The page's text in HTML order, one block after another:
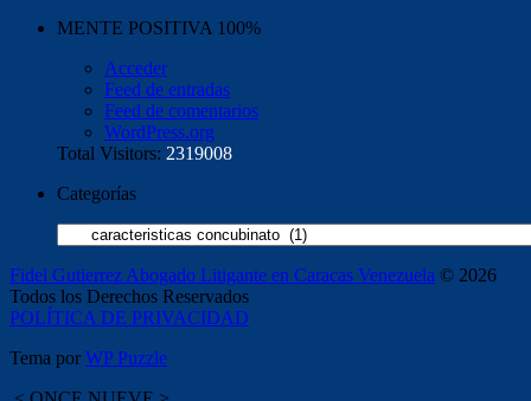
MENTE POSITIVA 100%
Acceder
Feed de entradas
Feed de comentarios
WordPress.org
Total Visitors: 2319008
Categorías
Categorías
Fidel Gutierrez Abogado Litigante en Caracas Venezuela © 2026
Todos los Derechos Reservados
POLÍTICA DE PRIVACIDAD
Tema por WP Puzzle